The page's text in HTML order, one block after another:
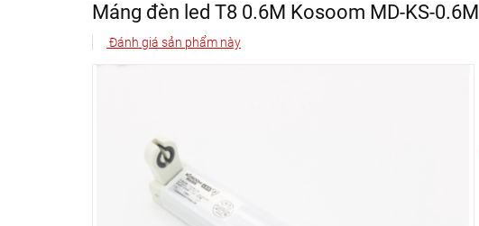
Máng đèn led T8 0.6M Kosoom MD-KS-0.6M
Đánh giá sản phẩm này